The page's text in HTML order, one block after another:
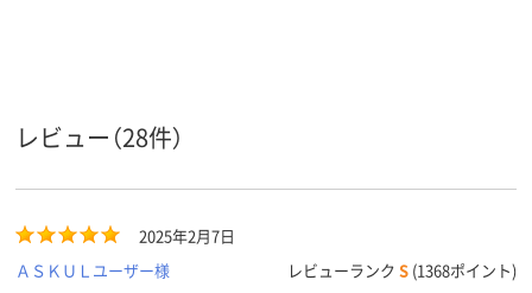
レビュー（28件）
2025年2月7日
ＡＳＫＵＬユーザー様
レビューランク S (1368ポイント)